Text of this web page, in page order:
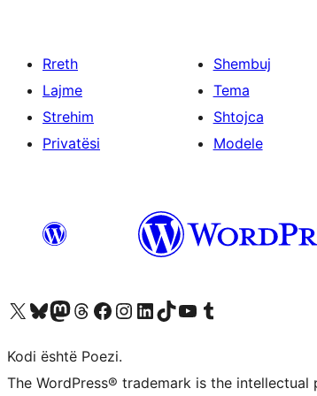
Rreth
Lajme
Strehim
Privatësi
Shembuj
Tema
Shtojca
Modele
Vizitoni llogarinë tonë X (ish Twitter)
Vizitoni llogarinë tonë Bluesky
Vizitoni llogarinë tonë Mastodon
Vizitoni llogarinë tonë Threads
Vizitoni faqen tonë në Facebook
Vizitoni llogarinë tonë Instagram
Vizitoni llogarinë tonë LinkedIn
Vizitoni llogarinë tonë TikTok
Vizitoni kanalin tonë YouTube
Vizitoni llogarinë tonë Tumblr
Kodi është Poezi.
The WordPress® trademark is the